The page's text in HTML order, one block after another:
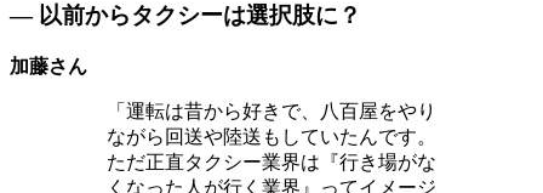
― 以前からタクシーは選択肢に？
加藤さん
「運転は昔から好きで、八百屋をやり
ながら回送や陸送もしていたんです。
ただ正直タクシー業界は『行き場がな
くなった人が行く業界』ってイメージ